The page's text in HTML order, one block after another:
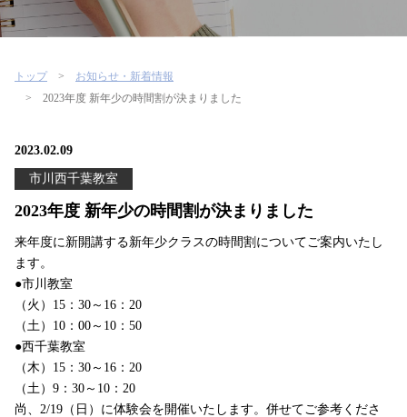
よくある質問
トップ
お知らせ・新着情報
2023年度 新年少の時間割が決まりました
2023.02.09
市川西千葉教室
2023年度 新年少の時間割が決まりました
来年度に新開講する新年少クラスの時間割についてご案内いたし
ます。
●市川教室
（火）15：30～16：20
（土）10：00～10：50
●西千葉教室
（木）15：30～16：20
（土）9：30～10：20
尚、2/19（日）に体験会を開催いたします。併せてご参考くださ